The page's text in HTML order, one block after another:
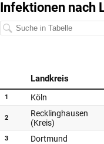
Infektionen nach
Landkreis
1 Köln
2
Recklinghausen
(Kreis)
3 Dortmund